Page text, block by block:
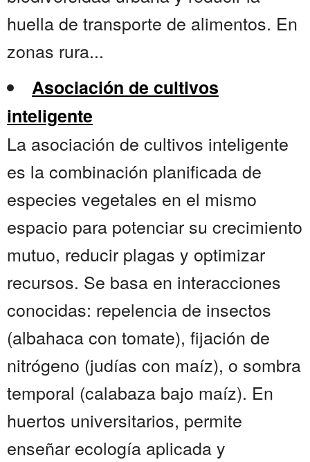
huella de transporte de alimentos. En
zonas rura...
Asociación de cultivos
inteligente
La asociación de cultivos inteligente
es la combinación planificada de
especies vegetales en el mismo
espacio para potenciar su crecimiento
mutuo, reducir plagas y optimizar
recursos. Se basa en interacciones
conocidas: repelencia de insectos
(albahaca con tomate), fijación de
nitrógeno (judías con maíz), o sombra
temporal (calabaza bajo maíz). En
huertos universitarios, permite
enseñar ecología aplicada y